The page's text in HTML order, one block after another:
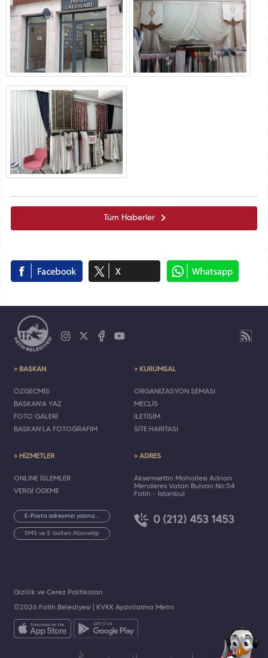
Tüm Haberler
> BAŞKAN
ÖZGEÇMİŞ
BAŞKAN'A YAZ
FOTO GALERİ
BAŞKAN'LA FOTOĞRAFIM
> KURUMSAL
ORGANİZASYON ŞEMASI
MECLİS
İLETİŞİM
SİTE HARİTASI
> HİZMETLER
ONLINE İŞLEMLER
VERGİ ÖDEME
SMS ve E-bülten Aboneliği
> ADRES
Akşemsettin Mahallesi Adnan
Menderes Vatan Bulvarı No:54
Fatih - İstanbul
0 (212) 453 1453
©2026 Fatih Belediyesi | KVKK Aydınlatma Metni
Gizlilik ve Çerez Politikaları